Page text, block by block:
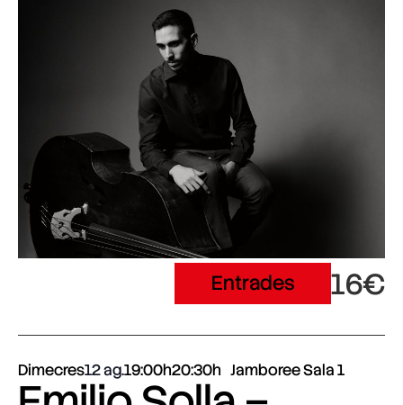
Entrades 16€
Dimecres12 ag.19:00h20:30h Jamboree Sala 1